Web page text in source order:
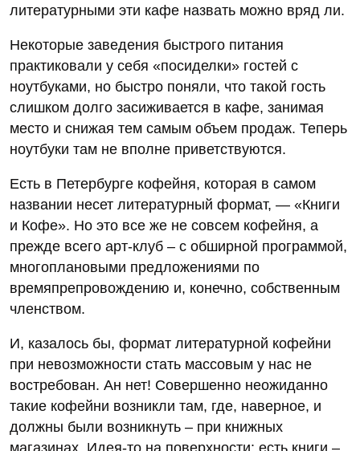
литературными эти кафе назвать можно вряд ли.
Некоторые заведения быстрого питания
практиковали у себя «посиделки» гостей с
ноутбуками, но быстро поняли, что такой гость
слишком долго засиживается в кафе, занимая
место и снижая тем самым объем продаж. Теперь
ноутбуки там не вполне приветствуются.
Есть в Петербурге кофейня, которая в самом
названии несет литературный формат, — «Книги
и Кофе». Но это все же не совсем кофейня, а
прежде всего арт-клуб – с обширной программой,
многоплановыми предложениями по
времяпрепровождению и, конечно, собственным
членством.
И, казалось бы, формат литературной кофейни
при невозможности стать массовым у нас не
востребован. Ан нет! Совершенно неожиданно
такие кофейни возникли там, где, наверное, и
должны были возникнуть – при книжных
магазинах. Идея-то на поверхности: есть книги –